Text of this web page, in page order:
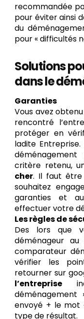
recommandée
pour éviter ainsi
du
pour « difficultés
Solutions
dans le
Garanties
Vous avez
rencontré
protéger en
ladite
critère retenu,
cher. Il faut être
souhaitez
garanties et
effectuer votre
Les règles de
Des lors que
déménageur
comparateur
vérifier les
retourner sur
l’entreprise
envoyé + le mot
type de résultat.